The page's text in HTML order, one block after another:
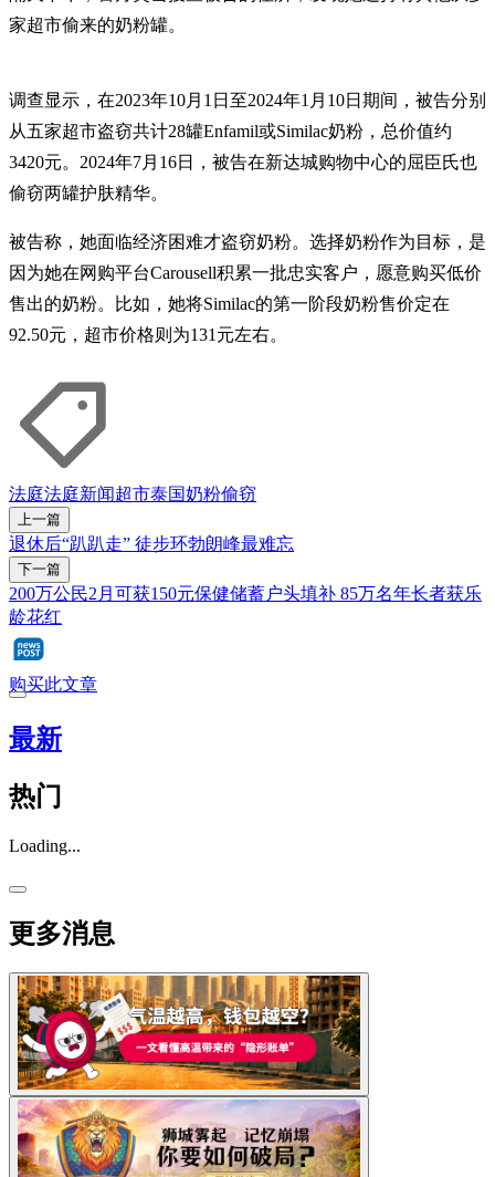
家超市偷来的奶粉罐。
调查显示，在2023年10月1日至2024年1月10日期间，被告分别
从五家超市盗窃共计28罐Enfamil或Similac奶粉，总价值约
3420元。2024年7月16日，被告在新达城购物中心的屈臣氏也
偷窃两罐护肤精华。
被告称，她面临经济困难才盗窃奶粉。选择奶粉作为目标，是
因为她在网购平台Carousell积累一批忠实客户，愿意购买低价
售出的奶粉。比如，她将Similac的第一阶段奶粉售价定在
92.50元，超市价格则为131元左右。
法庭法庭新闻超市泰国奶粉偷窃
上一篇
退休后“趴趴走” 徒步环勃朗峰最难忘
下一篇
200万公民2月可获150元保健储蓄户头填补 85万名年长者获乐
龄花红
购买此文章
最新
热门
Loading...
更多消息